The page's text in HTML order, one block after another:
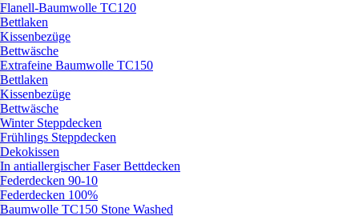
Flanell-Baumwolle TC120
Bettlaken
Kissenbezüge
Bettwäsche
Extrafeine Baumwolle TC150
Bettlaken
Kissenbezüge
Bettwäsche
Winter Steppdecken
Frühlings Steppdecken
Dekokissen
In antiallergischer Faser Bettdecken
Federdecken 90-10
Federdecken 100%
Baumwolle TC150 Stone Washed